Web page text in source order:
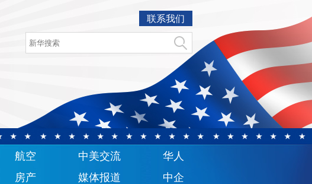
联系我们
航空 中美交流
华人
房产 媒体报道 中企